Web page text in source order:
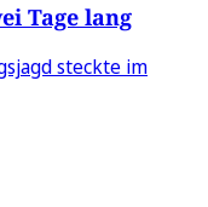
Tage lang
steckte im